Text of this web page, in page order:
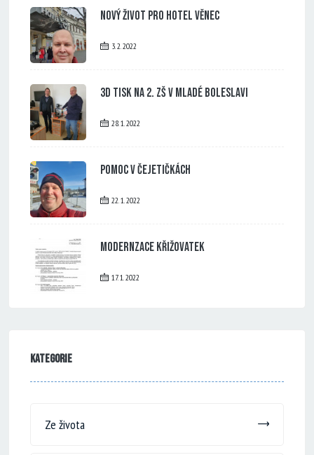
Nový život pro Hotel Věnec
3. 2. 2022
3D tisk na 2. ZŠ v Mladé Boleslavi
28. 1. 2022
Pomoc v Čejetičkách
22. 1. 2022
Modernzace křižovatek
17. 1. 2022
Kategorie
Ze života